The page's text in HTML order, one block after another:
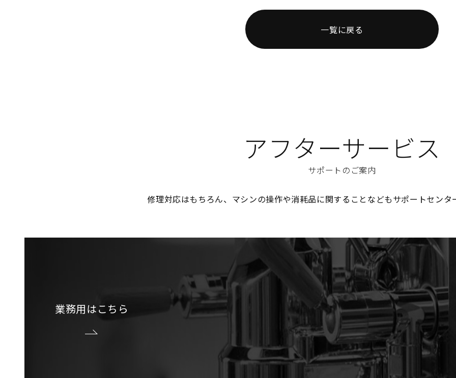
一覧に戻る
アフターサービス
サポートのご案内
修理対応はもちろん、マシンの操作や消耗品に関することなどもサポートセンタ
業務用はこちら